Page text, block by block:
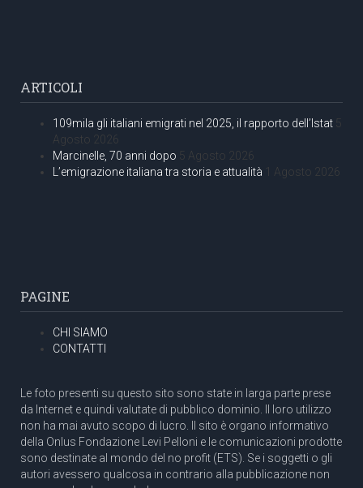
ARTICOLI
109mila gli italiani emigrati nel 2025, il rapporto dell’Istat 5
Agosto 2026
Marcinelle, 70 anni dopo 5 Agosto 2026
L’emigrazione italiana tra storia e attualità 1 Agosto 2026
PAGINE
CHI SIAMO
CONTATTI
Le foto presenti su questo sito sono state in larga parte prese
da Internet e quindi valutate di pubblico dominio. Il loro utilizzo
non ha mai avuto scopo di lucro. Il sito è organo informativo
della Onlus Fondazione Levi Pelloni e le comunicazioni prodotte
sono destinate al mondo del no profit (ETS). Se i soggetti o gli
autori avessero qualcosa in contrario alla pubblicazione non